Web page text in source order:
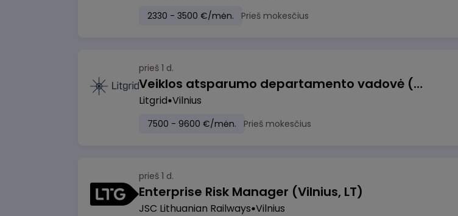
2330 - 3500 €/mėn. Prieš mokesčius
prieš 1 d.
Veiklos atsparumo departamento vadovė (-as)
Litgrid Vilnius
7500 - 9600 €/mėn. Prieš mokesčius
prieš 1 d.
Enterprise Risk Manager (Vilnius, LT)
JSC Lithuanian Railways Vilnius